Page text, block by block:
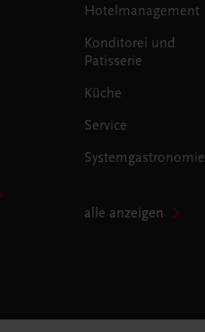
Hotelmanagement
Konditorei und
Patisserie
Küche
Service
Systemgastronomie
alle anzeigen